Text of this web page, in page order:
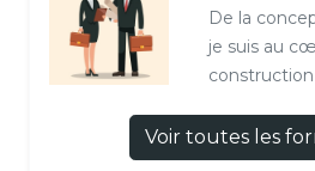
De la
je suis au
Voir toutes les